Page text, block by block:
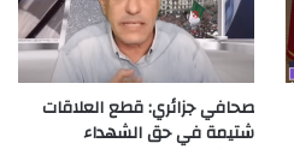
صحافي جزائري: قطع العلاقات
شتيمة في حق الشهداء